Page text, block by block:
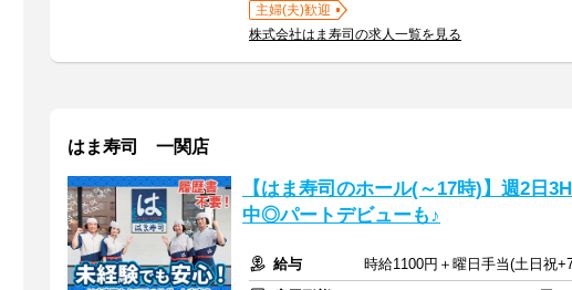
主婦(夫)歓迎
株式会社はま寿司の求人一覧を見る
はま寿司 一関店
【はま寿司のホール(～17時)】週2日
中◎パートデビューも♪
給与
時給1100円＋曜日手当(土日祝